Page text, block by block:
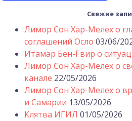
Свежие
Лимор Сон Хар-Мелех о
соглашений Осло 03/06/
Итамар Бен-Гвир о
Лимор Сон Хар-Мелех о
канале 22/05/2026
Лимор Сон Хар-Мелех о
и Самарии 13/05/2026
Клятва ИГИЛ 01/05/2026